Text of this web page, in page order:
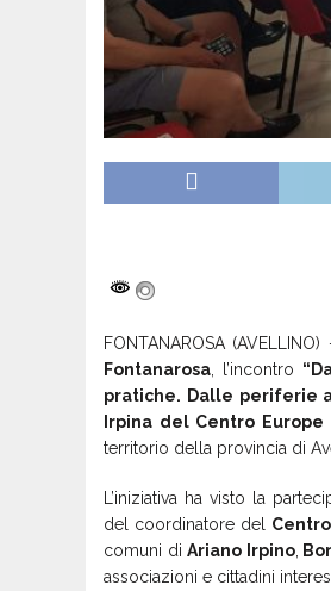
FONTANAROSA
Fontanarosa , l’incontro
pratiche. Dalle periferie
Irpina del Centro Europe
territorio della provincia di
L’iniziativa ha visto la
del coordinatore del
comuni diAriano Irpino,
associazioni e cittadini